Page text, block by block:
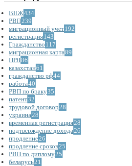
ВНЖ434
РВП239
миграционный учет192
регистрация143
Гражданство 117
миграционная карта89
НРЯ86
казахстан61
гражданство рф44
работа40
РВП по браку35
патент32
трудовой договор 28
украина 28
временная регистрация28
подтверждение дохода 26
продление26
продление сроков25
РВП по диплому25
беларусь21